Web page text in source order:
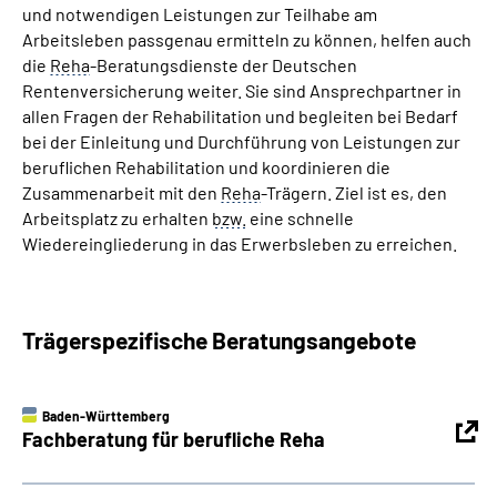
Leichte Sprache
Mein Kundenportal
und notwendigen Leistungen zur Teilhabe am
Arbeitsleben passgenau ermitteln zu können, helfen auch
die Reha-Beratungsdienste der Deutschen
Rentenversicherung weiter. Sie sind Ansprechpartner in
allen Fragen der Rehabilitation und begleiten bei Bedarf
bei der Einleitung und Durchführung von Leistungen zur
beruflichen Rehabilitation und koordinieren die
Zusammenarbeit mit den Reha-Trägern. Ziel ist es, den
Arbeitsplatz zu erhalten bzw. eine schnelle
Wiedereingliederung in das Erwerbsleben zu erreichen.
Trägerspezifische Beratungsangebote
Baden-Württemberg
Fachberatung für berufliche Reha